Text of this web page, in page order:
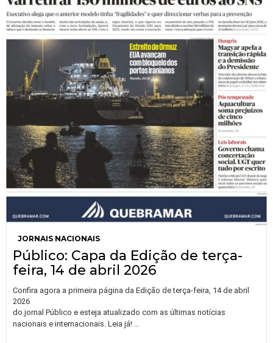
JORNAIS NACIONAIS
Público: Capa da Edição de terça-
feira, 14 de abril 2026
Confira agora a primeira página da Edição de terça-feira, 14 de abril
2026
do jornal Público e esteja atualizado com as últimas notícias
nacionais e internacionais. Leia já!